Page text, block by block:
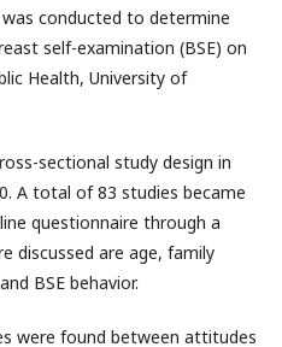
conducted to determine
self-examination (BSE) on
Health, University of
sectional study design in
A total of 83 studies became
questionnaire through a
discussed are age, family
BSE behavior.
were found between attitudes